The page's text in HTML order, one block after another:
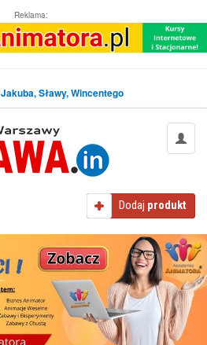
Reklama:
Jakuba, Sławy, Wincentego
Dodaj produkt